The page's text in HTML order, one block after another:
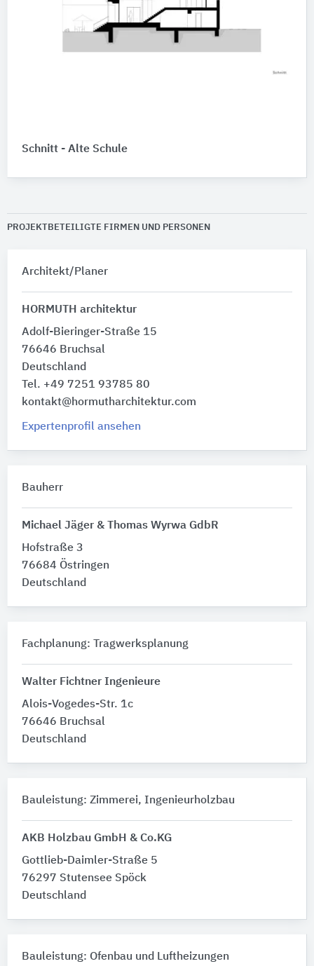
Schnitt - Alte Schule
PROJEKTBETEILIGTE FIRMEN UND PERSONEN
Architekt/Planer
HORMUTH architektur
Adolf-Bieringer-Straße 15
76646 Bruchsal
Deutschland
Tel. +49 7251 93785 80
kontakt@hormutharchitektur.com
Expertenprofil ansehen
Bauherr
Michael Jäger & Thomas Wyrwa GdbR
Hofstraße 3
76684 Östringen
Deutschland
Fachplanung: Tragwerksplanung
Walter Fichtner Ingenieure
Alois-Vogedes-Str. 1c
76646 Bruchsal
Deutschland
Bauleistung: Zimmerei, Ingenieurholzbau
AKB Holzbau GmbH & Co.KG
Gottlieb-Daimler-Straße 5
76297 Stutensee Spöck
Deutschland
Bauleistung: Ofenbau und Luftheizungen